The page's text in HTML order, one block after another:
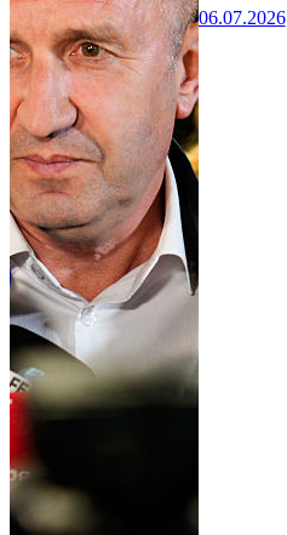
06.07.2026